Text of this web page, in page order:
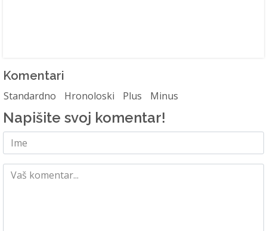
Komentari
Standardno Hronoloski Plus Minus
Napišite svoj komentar!